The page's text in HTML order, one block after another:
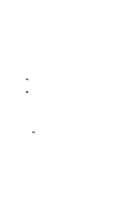
-
-
-